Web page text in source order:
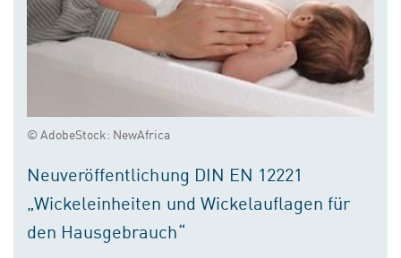
© AdobeStock: NewAfrica
Neuveröffentlichung DIN EN 12221
„Wickeleinheiten und Wickelauflagen für
den Hausgebrauch“